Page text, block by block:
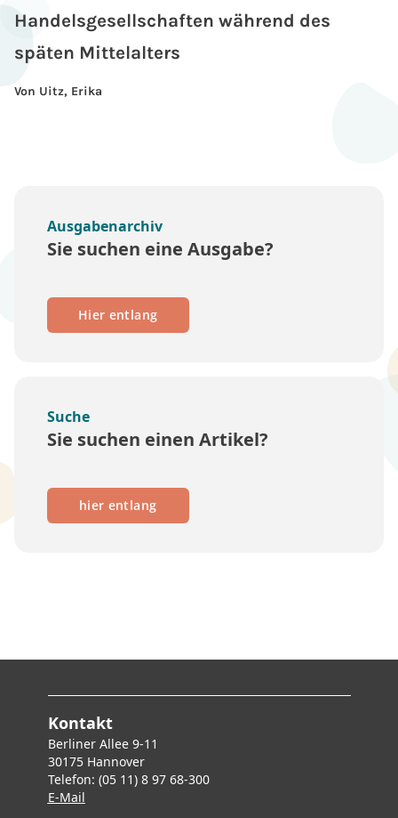
Handelsgesellschaften während des
späten Mittelalters
Von Uitz, Erika
Ausgabenarchiv
Sie suchen eine Ausgabe?
Hier entlang
Suche
Sie suchen einen Artikel?
hier entlang
Kontakt
Berliner Allee 9-11
30175 Hannover
Telefon: (05 11) 8 97 68-300
E-Mail